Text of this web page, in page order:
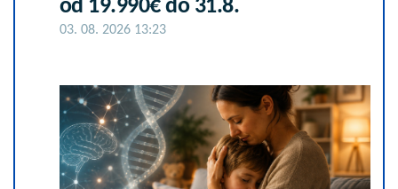
od 19.990€ do 31.8.
03. 08. 2026 13:23